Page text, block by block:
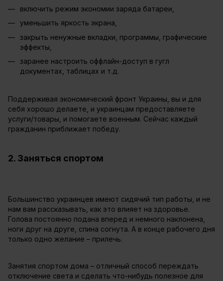
включить режим экономии заряда батареи,
уменьшить яркость экрана,
закрыть ненужные вкладки, программы, графические
эффекты,
заранее настроить оффлайн-доступ в гугл
документах, таблицах и т.д.
Поддерживая экономический фронт Украины, вы и для
себя хорошо делаете, и украинцам предоставляете
услуги/товары, и помогаете военным. Сейчас каждый
гражданин приближает победу.
2. Заняться спортом
Большинство украинцев имеют сидячий тип работы, и не
нам вам рассказывать, как это влияет на здоровье.
Голова постоянно подана вперед и немного наклонена,
ноги друг на друге, спина согнута. А в конце рабочего дня
только одно желание – прилечь.
Занятия спортом дома – отличный способ переждать
отключение света и сделать что-нибудь полезное для